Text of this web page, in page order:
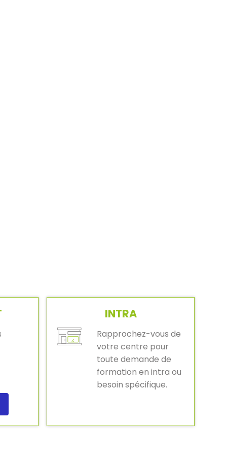
INTRA
Rapprochez-vous de
votre centre pour
toute demande de
formation en intra ou
besoin spécifique.